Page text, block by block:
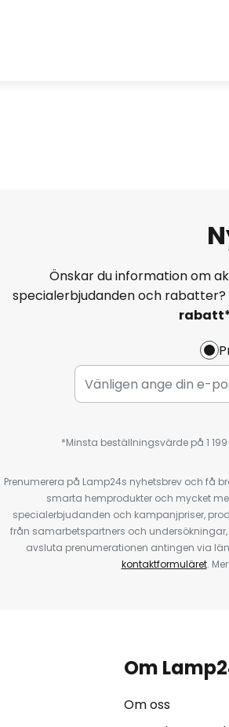
Önskar du information om
specialerbjudanden och
*Minsta beställningsvärde på 1
Prenumerera på Lamp24s nyhetsbrev och få
smarta hemprodukter och mycket
specialerbjudanden och kampanjpriser,
från samarbetspartners och
avsluta prenumerationen antingen via
kontaktformuläret.
Om
Om oss